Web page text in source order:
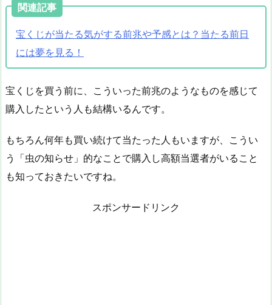
関連記事
宝くじが当たる気がする前兆や予感とは？当たる前日
には夢を見る！
宝くじを買う前に、こういった前兆のようなものを感じて
購入したという人も結構いるんです。
もちろん何年も買い続けて当たった人もいますが、こうい
う「虫の知らせ」的なことで購入し高額当選者がいること
も知っておきたいですね。
スポンサードリンク